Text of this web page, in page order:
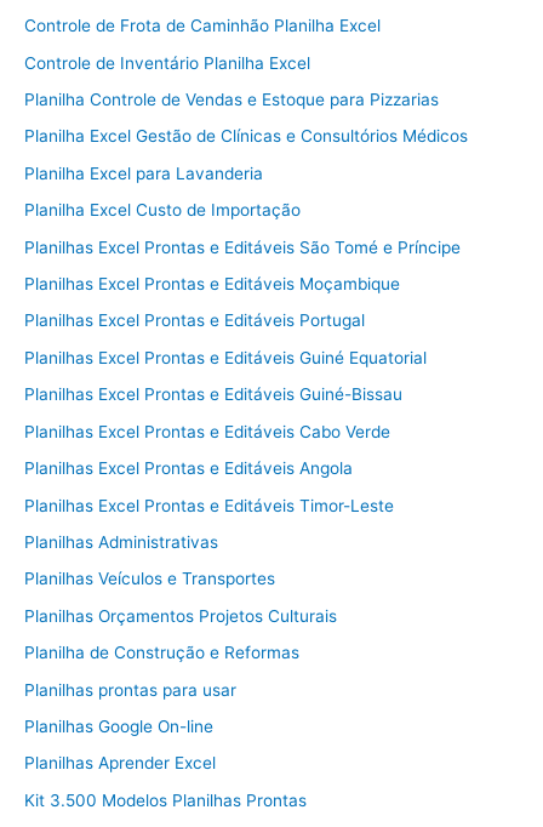
Controle de Frota de Caminhão Planilha Excel
Controle de Inventário Planilha Excel
Planilha Controle de Vendas e Estoque para Pizzarias
Planilha Excel Gestão de Clínicas e Consultórios Médicos
Planilha Excel para Lavanderia
Planilha Excel Custo de Importação
Planilhas Excel Prontas e Editáveis São Tomé e Príncipe
Planilhas Excel Prontas e Editáveis Moçambique
Planilhas Excel Prontas e Editáveis Portugal
Planilhas Excel Prontas e Editáveis Guiné Equatorial
Planilhas Excel Prontas e Editáveis Guiné-Bissau
Planilhas Excel Prontas e Editáveis Cabo Verde
Planilhas Excel Prontas e Editáveis Angola
Planilhas Excel Prontas e Editáveis Timor-Leste
Planilhas Administrativas
Planilhas Veículos e Transportes
Planilhas Orçamentos Projetos Culturais
Planilha de Construção e Reformas
Planilhas prontas para usar
Planilhas Google On-line
Planilhas Aprender Excel
Kit 3.500 Modelos Planilhas Prontas